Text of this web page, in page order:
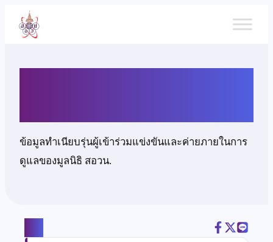
เนื้อหา
ข้อมูลทำเนียบรุ่นผู้เข้าร่วมแข่งขันและค่ายภายในการ
ดูแลของมูลนิธิ สอวน.